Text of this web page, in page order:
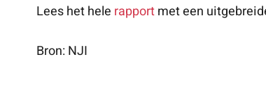
Lees het hele rapportmet een
Bron: NJI